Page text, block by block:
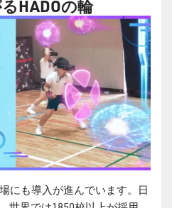
HADOの輪
にも導入が進んでいます。日